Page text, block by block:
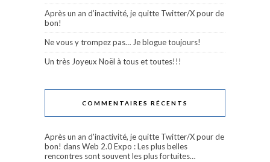
Après un an d’inactivité, je quitte Twitter/X pour de
bon!
Ne vous y trompez pas… Je blogue toujours!
Un très Joyeux Noël à tous et toutes!!!
COMMENTAIRES RÉCENTS
Après un an d'inactivité, je quitte Twitter/X pour de
bon! dansWeb 2.0 Expo : Les plus belles
rencontres sont souvent les plus fortuites…